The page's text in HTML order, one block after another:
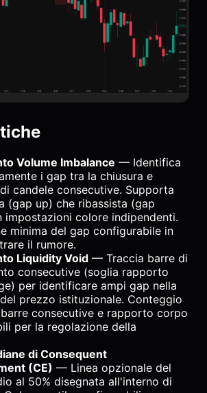
Volume Imbalance — Identifica
i gap tra la chiusura e
candele consecutive. Supporta
(gap up) che ribassista (gap
impostazioni colore indipendenti.
minima del gap configurabile in
il rumore.
Liquidity Void — Traccia barre di
consecutive (soglia rapporto
per identificare ampi gap nella
prezzo istituzionale. Conteggio
consecutive e rapporto corpo
per la regolazione della
di Consequent
(CE) — Linea opzionale del
al 50% disegnata all'interno di